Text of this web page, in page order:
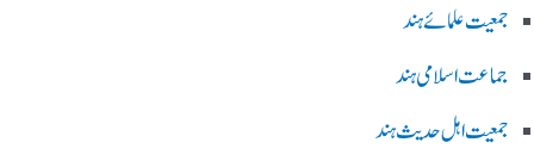
جمعیت علمائے ہند
جماعت اسلامی ہند
جمعیت اہل حدیث ہند